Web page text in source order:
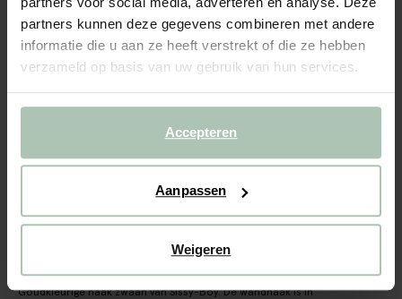
partners kunnen deze gegevens combineren met andere
informatie die u aan ze heeft verstrekt of die ze hebben
verzameld op basis van uw gebruik van hun services.
Accepteren
Aanpassen
Weigeren
BEKIJK WINKELVOORRAAD
REVIEWS (2)
Goudkleurige haak zwaan van Sissy-Boy. De wandhaak is in